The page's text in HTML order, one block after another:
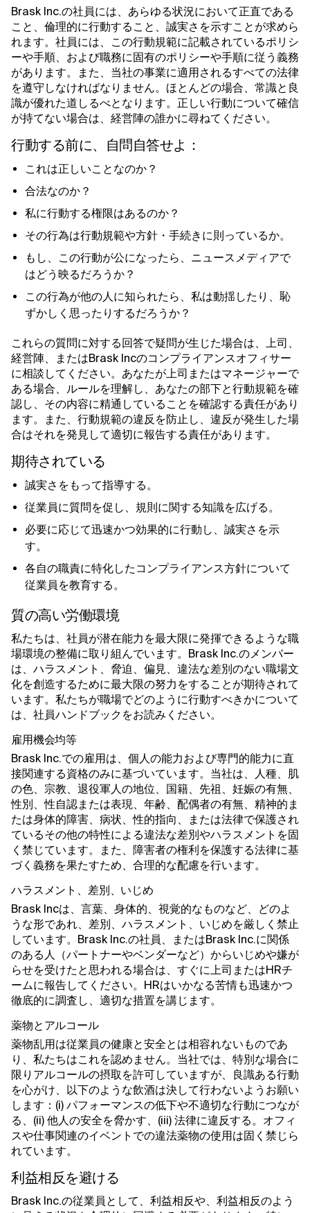
Brask Inc.の社員には、あらゆる状況において正直である
こと、倫理的に行動すること、誠実さを示すことが求めら
れます。社員には、この行動規範に記載されているポリシ
ーや手順、および職務に固有のポリシーや手順に従う義務
があります。また、当社の事業に適用されるすべての法律
を遵守しなければなりません。ほとんどの場合、常識と良
識が優れた道しるべとなります。正しい行動について確信
が持てない場合は、経営陣の誰かに尋ねてください。
行動する前に、自問自答せよ：
これは正しいことなのか？
合法なのか？
私に行動する権限はあるのか？
その行為は行動規範や方針・手続きに則っているか。
もし、この行動が公になったら、ニュースメディアで
はどう映るだろうか？
この行為が他の人に知られたら、私は動揺したり、恥
ずかしく思ったりするだろうか？
これらの質問に対する回答で疑問が生じた場合は、上司、
経営陣、またはBrask Incのコンプライアンスオフィサー
に相談してください。あなたが上司またはマネージャーで
ある場合、ルールを理解し、あなたの部下と行動規範を確
認し、その内容に精通していることを確認する責任があり
ます。また、行動規範の違反を防止し、違反が発生した場
合はそれを発見して適切に報告する責任があります。
期待されている
誠実さをもって指導する。
従業員に質問を促し、規則に関する知識を広げる。
必要に応じて迅速かつ効果的に行動し、誠実さを示
す。
各自の職責に特化したコンプライアンス方針について
従業員を教育する。
質の高い労働環境
私たちは、社員が潜在能力を最大限に発揮できるような職
場環境の整備に取り組んでいます。Brask Inc.のメンバー
は、ハラスメント、脅迫、偏見、違法な差別のない職場文
化を創造するために最大限の努力をすることが期待されて
います。私たちが職場でどのように行動すべきかについて
は、社員ハンドブックをお読みください。
雇用機会均等
Brask Inc.での雇用は、個人の能力および専門的能力に直
接関連する資格のみに基づいています。当社は、人種、肌
の色、宗教、退役軍人の地位、国籍、先祖、妊娠の有無、
性別、性自認または表現、年齢、配偶者の有無、精神的ま
たは身体的障害、病状、性的指向、または法律で保護され
ているその他の特性による違法な差別やハラスメントを固
く禁じています。また、障害者の権利を保護する法律に基
づく義務を果たすため、合理的な配慮を行います。
ハラスメント、差別、いじめ
Brask Incは、言葉、身体的、視覚的なものなど、どのよ
うな形であれ、差別、ハラスメント、いじめを厳しく禁止
しています。Brask Inc.の社員、またはBrask Inc.に関係
のある人（パートナーやベンダーなど）からいじめや嫌が
らせを受けたと思われる場合は、すぐに上司またはHRチ
ームに報告してください。HRはいかなる苦情も迅速かつ
徹底的に調査し、適切な措置を講じます。
薬物とアルコール
薬物乱用は従業員の健康と安全とは相容れないものであ
り、私たちはこれを認めません。当社では、特別な場合に
限りアルコールの摂取を許可していますが、良識ある行動
を心がけ、以下のような飲酒は決して行わないようお願い
します：(i) パフォーマンスの低下や不適切な行動につなが
る、(ii) 他人の安全を脅かす、(iii) 法律に違反する。オフィ
スや仕事関連のイベントでの違法薬物の使用は固く禁じら
れています。
利益相反を避ける
Brask Inc.の従業員として、利益相反や、利益相反のよう